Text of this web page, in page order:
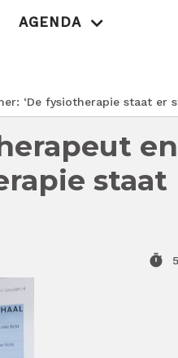
AGENDA
‘De fysiotherapie staat er
en
staat
timer